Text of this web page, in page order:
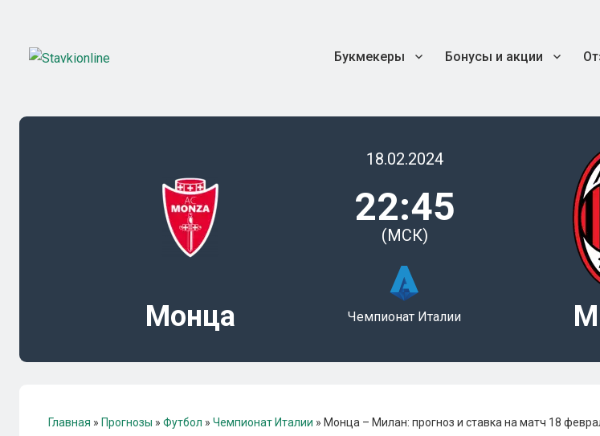
Букмекеры Бонусы и акции
Монца
18.02.2024
22:45
(МСК)
Чемпионат Италии
Главная » Прогнозы » Футбол » Чемпионат Италии » Монца – Милан: прогноз и ставка на матч 18